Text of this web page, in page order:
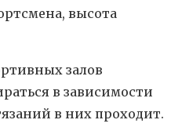
высота
залов
в зависимости
в них проходит.